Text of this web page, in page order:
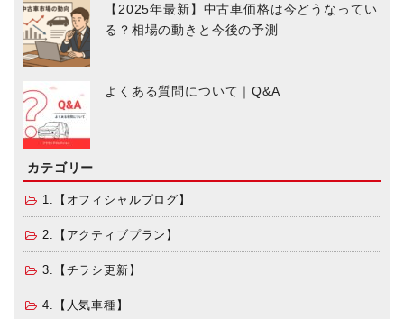
【2025年最新】中古車価格は今どうなってい
る？相場の動きと今後の予測
よくある質問について｜Q&A
カテゴリー
1.【オフィシャルブログ】
2.【アクティブプラン】
3.【チラシ更新】
4.【人気車種】